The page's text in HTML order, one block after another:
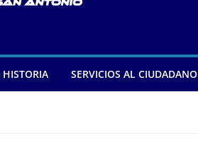
HISTORIA SERVICIOS AL CIUDADANO